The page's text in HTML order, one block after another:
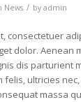
News / by admin
consectetuer
dolor. Aenean
dis parturient
felis, ultricies
massa